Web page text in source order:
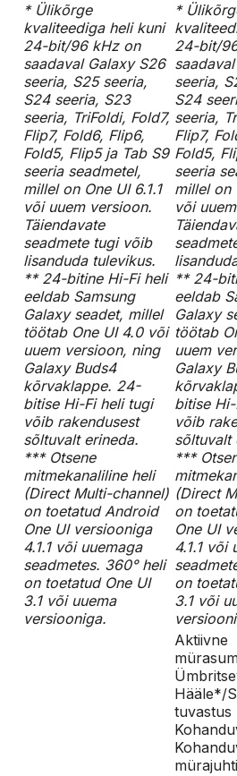
* Ülikõrge
kvaliteediga heli kuni
24-bit/96 kHz on
saadaval Galaxy S26
seeria, S25 seeria,
S24 seeria, S23
seeria, TriFoldi, Fold7,
Flip7, Fold6, Flip6,
Fold5, Flip5 ja Tab S9
seeria seadmetel,
millel on One UI 6.1.1
või uuem versioon.
Täiendavate
seadmete tugi võib
lisanduda tulevikus.
** 24-bitine Hi-Fi heli
eeldab Samsung
Galaxy seadet, millel
töötab One UI 4.0 või
uuem versioon, ning
Galaxy Buds4
kõrvaklappe. 24-
bitise Hi-Fi heli tugi
võib rakendusest
sõltuvalt erineda.
*** Otsene
mitmekanaliline heli
(Direct Multi-channel)
on toetatud Android
One UI versiooniga
4.1.1 või uuemaga
seadmetes. 360° heli
on toetatud One UI
3.1 või uuema
versiooniga.
*
24-bit/
seeria,
S24
seeria,
Flip7,
Fold5,
seeria
millel on
või
** 24-
eeldab
Galaxy
töötab
uuem
Galaxy
bitise
võib
sõltuvalt
***
(Direct
on
One UI
4.1.1 või
on
3.1 või
Aktiivne
Hääle*/
tuvastus